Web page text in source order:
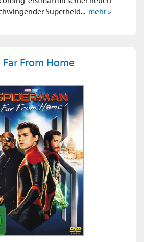
Superheld... mehr »
From Home